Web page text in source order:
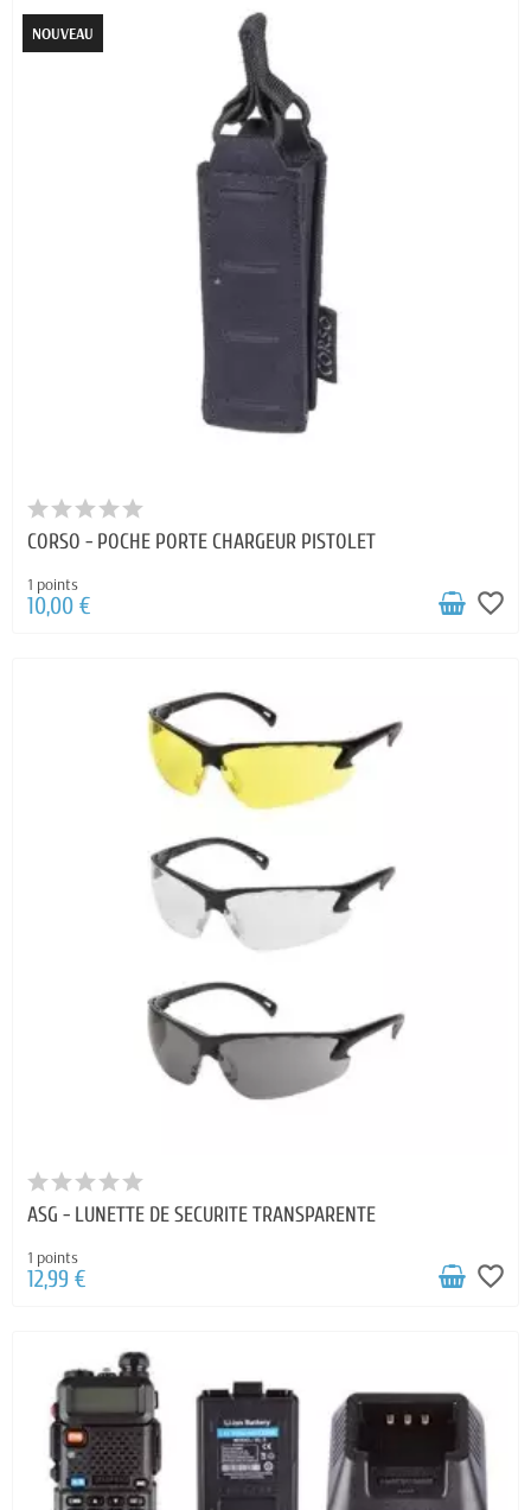
NOUVEAU
CORSO - POCHE PORTE CHARGEUR PISTOLET
1 points
10,00 € favorite_border
ASG - LUNETTE DE SECURITE TRANSPARENTE
1 points
12,99 € favorite_border